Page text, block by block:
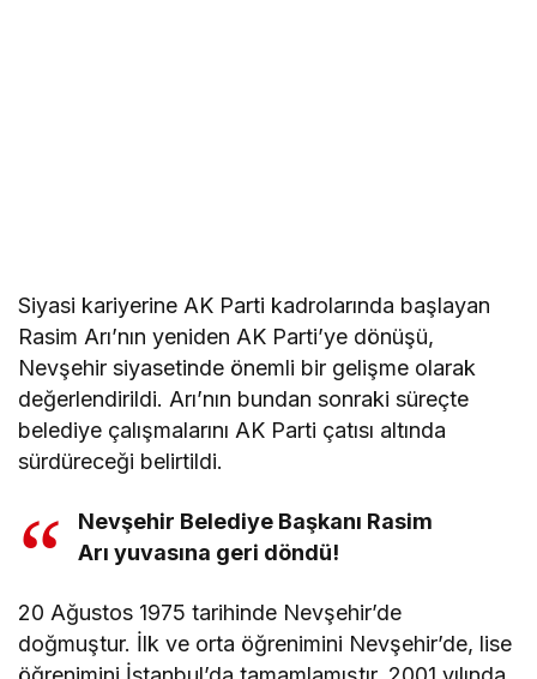
Siyasi kariyerine AK Parti kadrolarında başlayan
Rasim Arı’nın yeniden AK Parti’ye dönüşü,
Nevşehir siyasetinde önemli bir gelişme olarak
değerlendirildi. Arı’nın bundan sonraki süreçte
belediye çalışmalarını AK Parti çatısı altında
sürdüreceği belirtildi.
Nevşehir Belediye Başkanı Rasim
Arı yuvasına geri döndü!
20 Ağustos 1975 tarihinde Nevşehir’de
doğmuştur. İlk ve orta öğrenimini Nevşehir’de, lise